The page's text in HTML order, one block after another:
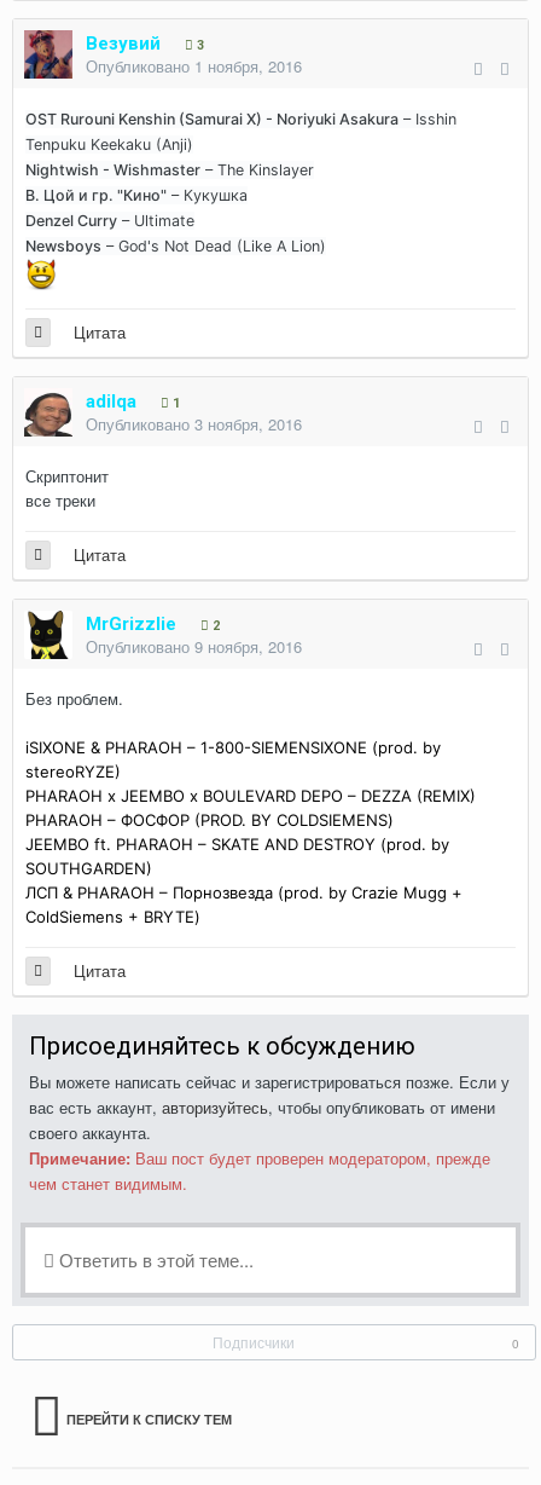
Везувий 3
Опубликовано 1 ноября, 2016
OST Rurouni Kenshin (Samurai X) - Noriyuki Asakura – Isshin
Tenpuku Keekaku (Anji)
Nightwish - Wishmaster – The Kinslayer
В. Цой и гр. "Кино" – Кукушка
Denzel Curry – Ultimate
Newsboys – God's Not Dead (Like A Lion)
Цитата
adilqa 1
Опубликовано 3 ноября, 2016
Скриптонит
все треки
Цитата
MrGrizzlie 2
Опубликовано 9 ноября, 2016
Без проблем.
iSIXONE & PHARAOH – 1-800-SIEMENSIXONE (prod. by
stereoRYZE)
PHARAOH x JEEMBO x BOULEVARD DEPO – DEZZA (REMIX)
PHARAOH – ФОСФОР (PROD. BY COLDSIEMENS)
JEEMBO ft. PHARAOH – SKATE AND DESTROY (prod. by
SOUTHGARDEN)
ЛСП & PHARAOH – Порнозвезда (prod. by Crazie Mugg +
ColdSiemens + BRYTE)
Цитата
Присоединяйтесь к обсуждению
Вы можете написать сейчас и зарегистрироваться позже. Если у
вас есть аккаунт, авторизуйтесь, чтобы опубликовать от имени
своего аккаунта.
Примечание: Ваш пост будет проверен модератором, прежде
чем станет видимым.
Ответить в этой теме...
Подписчики 0
ПЕРЕЙТИ К СПИСКУ ТЕМ